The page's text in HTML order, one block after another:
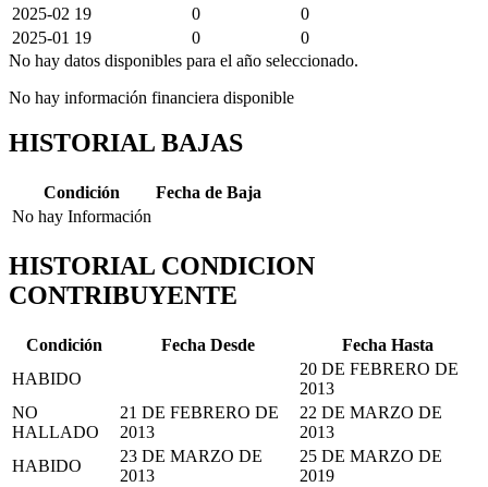
2025-02 19 0
0
2025-01 19 0
0
No hay datos disponibles para el año seleccionado.
No hay información financiera disponible
HISTORIAL BAJAS
Condición
Fecha de Baja
No hay Información
HISTORIAL CONDICION
CONTRIBUYENTE
Condición Fecha Desde
Fecha Hasta
HABIDO
20 DE FEBRERO DE
2013
NO
HALLADO
21 DE FEBRERO DE
2013
22 DE MARZO DE
2013
HABIDO
23 DE MARZO DE
2013
25 DE MARZO DE
2019